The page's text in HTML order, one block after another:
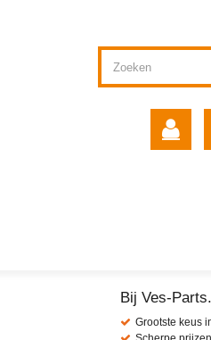
Bij Ves-
Grootste keus